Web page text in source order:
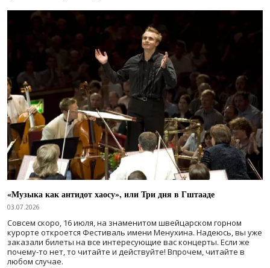
«Музыка как антидот хаосу», или Три дня в Гштааде
03.07.2026
Совсем скоро, 16 июля, на знаменитом швейцарском горном
курорте откроется Фестиваль имени Менухина. Надеюсь, вы уже
заказали билеты на все интересующие вас концерты. Если же
почему-то нет, то читайте и действуйте! Впрочем, читайте в
любом случае.